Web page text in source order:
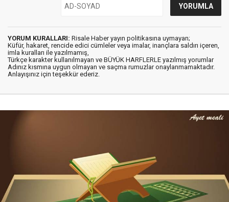
YORUM KURALLARI: Risale Haber yayın politikasına uymayan;
Küfür, hakaret, rencide edici cümleler veya imalar, inançlara saldırı içeren,
imla kuralları ile yazılmamış,
Türkçe karakter kullanılmayan ve BÜYÜK HARFLERLE yazılmış yorumlar
Adınız kısmına uygun olmayan ve saçma rumuzlar onaylanmamaktadır.
Anlayışınız için teşekkür ederiz.